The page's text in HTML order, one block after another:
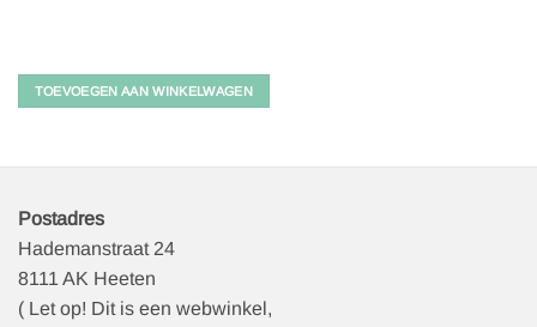
TOEVOEGEN AAN WINKELWAGEN
Postadres
Hademanstraat 24
8111 AK Heeten
( Let op! Dit is een webwinkel,